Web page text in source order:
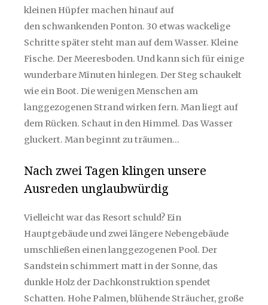
kleinen Hüpfer machen hinauf auf
den schwankenden Ponton. 30 etwas wackelige
Schritte später steht man auf dem Wasser. Kleine
Fische. Der Meeresboden. Und kann sich für einige
wunderbare Minuten hinlegen. Der Steg schaukelt
wie ein Boot. Die wenigen Menschen am
langgezogenen Strand wirken fern. Man liegt auf
dem Rücken. Schaut in den Himmel. Das Wasser
gluckert. Man beginnt zu träumen…
Nach zwei Tagen klingen unsere
Ausreden unglaubwürdig
Vielleicht war das Resort schuld? Ein
Hauptgebäude und zwei längere Nebengebäude
umschließen einen langgezogenen Pool. Der
Sandstein schimmert matt in der Sonne, das
dunkle Holz der Dachkonstruktion spendet
Schatten. Hohe Palmen, blühende Sträucher, große